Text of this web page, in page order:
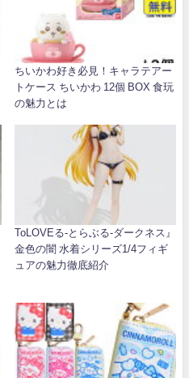
ちいかわ好き必見！キャラテアー
トケース ちいかわ 12個 BOX 食玩
の魅力とは
ToLOVEる-とらぶる-ダークネス』
金色の闇 水着シリーズ1/4フィギ
ュアの魅力徹底紹介